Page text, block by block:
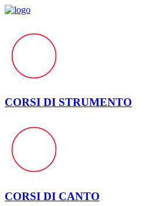
CORSI DI STRUMENTO
CORSI DI CANTO